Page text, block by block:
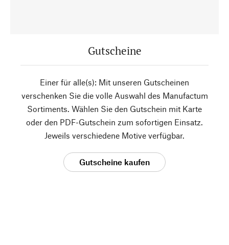
Gutscheine
Einer für alle(s): Mit unseren Gutscheinen
verschenken Sie die volle Auswahl des Manufactum
Sortiments. Wählen Sie den Gutschein mit Karte
oder den PDF-Gutschein zum sofortigen Einsatz.
Jeweils verschiedene Motive verfügbar.
Gutscheine kaufen